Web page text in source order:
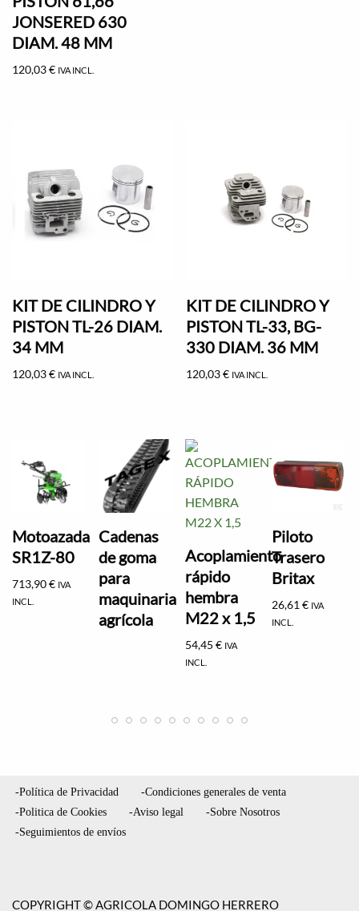
JONSERED 630
DIAM. 48 MM
120,03€ IVA INCL.
KIT DE CILINDRO Y
PISTON TL-26 DIAM.
34 MM
120,03€ IVA INCL.
KIT DE CILINDRO Y
PISTON TL-33, BG-
330 DIAM. 36 MM
120,03€ IVA INCL.
Motoazada
SR1Z-80
713,90€ IVA
INCL.
Cadenas
de goma
para
maquinaria
agrícola
Acoplamiento
rápido
hembra
M22 x 1,5
54,45€ IVA
INCL.
Piloto
Trasero
Britax
26,61€ IVA
INCL.
-Política de Privacidad
-Condiciones generales de venta
-Politica de Cookies
-Aviso legal
-Sobre Nosotros
-Seguimientos de envíos
COPYRIGHT © AGRICOLA DOMINGO HERRERO